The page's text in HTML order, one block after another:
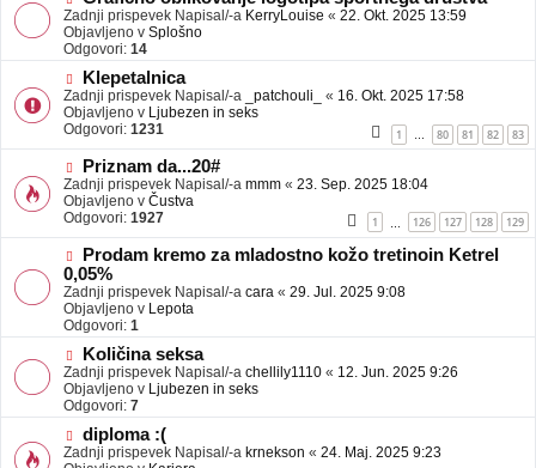
j
a
v
e
o
v
e
o
j
a
v
e
Zadnji prispevek Napisal/-a KerryLouise « 22. Okt. 2025 13:59
Objavljeno v Splošno
Odgovori: 14
N
o
v
e
b
a
v
e
Klepetalnica
Zadnji prispevek Napisal/-a _patchouli_ « 16. Okt. 2025 17:58
Objavljeno v Ljubezen in seks
Odgovori: 1231 1 80 81 82 83
N
o
v
e
o
b
j
a
v
e
Priznam da...20#
Zadnji prispevek Napisal/-a mmm « 23. Sep. 2025 18:04
Objavljeno v Čustva
Odgovori: 1927 1 126 127 128 129
N
o
v
e
o
b
a
v
e
Prodam kremo za mladostno kožo tretinoin Ketrel
0,05%
Zadnji prispevek Napisal/-a cara « 29. Jul. 2025 9:08
Objavljeno v Lepota
Odgovori: 1
N
o
v
e
o
b
j
Količina seksa
Zadnji prispevek Napisal/-a chellily1110 « 12. Jun. 2025 9:26
Objavljeno v Ljubezen in seks
Odgovori: 7
N
o
diploma :(
Zadnji prispevek Napisal/-a krnekson « 24. Maj. 2025 9:23